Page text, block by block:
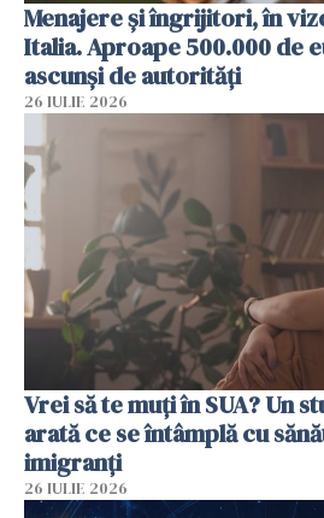
Menajere și îngrijitori, în
Italia. Aproape 500.000 de
ascunși de autorități
26 IULIE 2026
Vrei să te muți în SUA? Un
arată ce se întâmplă cu
imigranți
26 IULIE 2026